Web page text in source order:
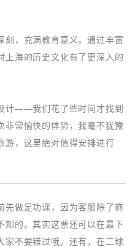
刻，充满教育意义。通过丰富
上海的历史文化有了更深入的
计——我们花了些时间才找到
非常愉快的体验，我毫不犹豫
游，这里绝对值得安排进行
先做足功课，因为客服除了商
知的。其实这票还可以在最下
家不要错过哦。还有，在二球